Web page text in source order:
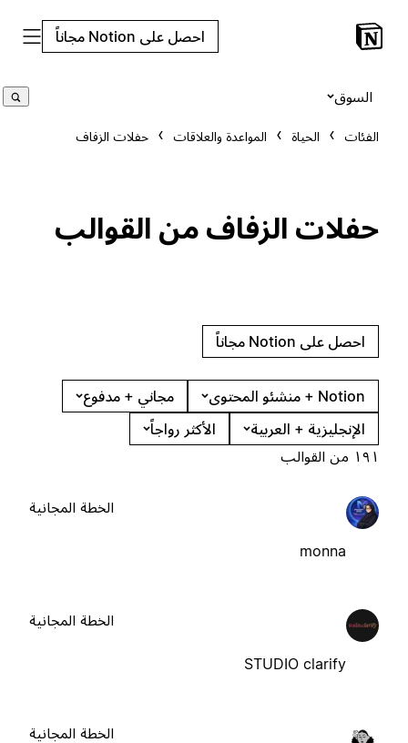
احصل على Notion مجاناً
السوق
الفئات الحياة المواعدة والعلاقات حفلات الزفاف
حفلات الزفاف من القوالب
احصل على Notion مجاناً
Notion + منشئو المحتوى
مجاني + مدفوع
الإنجليزية + العربية
الأكثر رواجاً
١٩١ من القوالب
monna
الخطة المجانية
STUDIO clarify
الخطة المجانية
الخطة المجانية